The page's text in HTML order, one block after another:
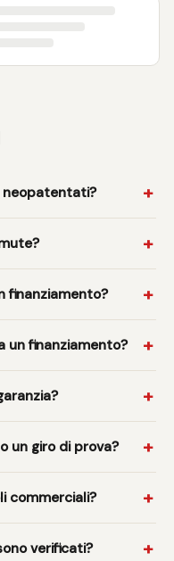
finanziamento?
un finanziamento?
un giro di prova?
commerciali?
verificati?